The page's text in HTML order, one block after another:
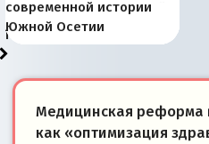
тем, что они -
победители
Запада рассказала о
«переобувании» хозяев
перемены: 15 шагов к
суверенной экономике
Европы
сбрасывать балласт
Анкориджа
года: первые уступки во
внутренней политике
сегодня
Варшаве не поможет её
отношениям с Россией?
современной истории
Южной Осетии
Медицинская реформа
как «оптимизация